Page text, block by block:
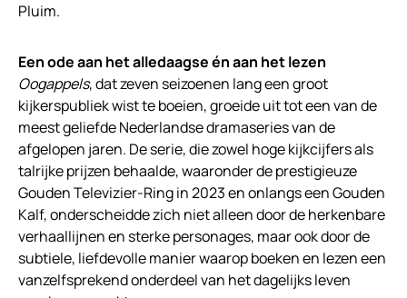
Pluim.
Een ode aan het alledaagse én aan het lezen
Oogappels, dat zeven seizoenen lang een groot
kijkerspubliek wist te boeien, groeide uit tot een van de
meest geliefde Nederlandse dramaseries van de
afgelopen jaren. De serie, die zowel hoge kijkcijfers als
talrijke prijzen behaalde, waaronder de prestigieuze
Gouden Televizier-Ring in 2023 en onlangs een Gouden
Kalf, onderscheidde zich niet alleen door de herkenbare
verhaallijnen en sterke personages, maar ook door de
subtiele, liefdevolle manier waarop boeken en lezen een
vanzelfsprekend onderdeel van het dagelijks leven